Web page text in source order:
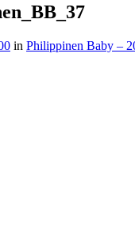
in Philippinen Baby –